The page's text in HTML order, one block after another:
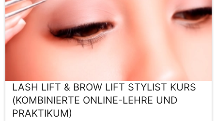
LASH LIFT & BROW LIFT STYLIST KURS
(KOMBINIERTE ONLINE-LEHRE UND
PRAKTIKUM)